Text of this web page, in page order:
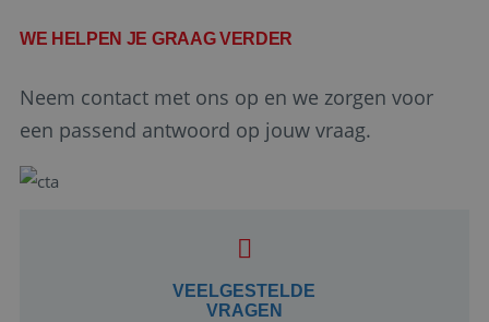
WE HELPEN JE GRAAG VERDER
Neem contact met ons op en we zorgen voor
een passend antwoord op jouw vraag.
VEELGESTELDE
VRAGEN
Google Privacy Policy